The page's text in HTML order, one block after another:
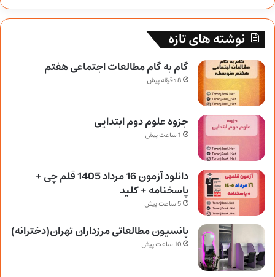
نوشته های تازه
گام به گام مطالعات اجتماعی هفتم
8 دقیقه پیش
جزوه علوم دوم ابتدایی
1 ساعت پیش
دانلود آزمون 16 مرداد 1405 قلم چی +
پاسخنامه + کلید
5 ساعت پیش
پانسیون مطالعاتی مرزداران تهران(دخترانه)
10 ساعت پیش